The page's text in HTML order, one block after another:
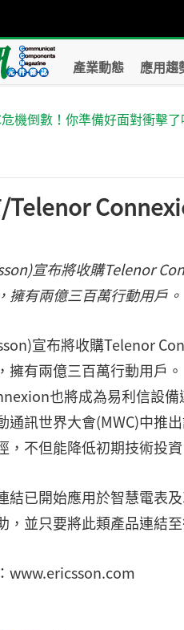
產業動態 應用趨
機倒數！你準備好面對衝擊了
Telenor
宣布將收購Telenor
擁有兩億三百萬行動用戶。
宣布將收購Telenor
擁有兩億三百萬行動用戶。
也將成為易利信設
通訊世界大會(MWC)中推
，不但能降低初期技術投
結已開始應用於智慧電表
，並只要將此類產品連結
www.ericsson.com